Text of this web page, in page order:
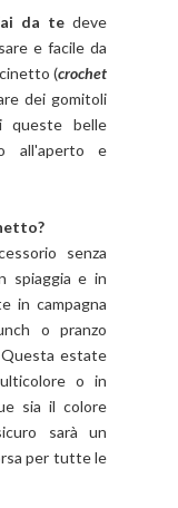
da te deve
e facile da
(crochet
dei gomitoli
queste belle
all'aperto e
senza
spiaggia e in
in campagna
o pranzo
estate
o in
sia il colore
sarà un
per tutte le